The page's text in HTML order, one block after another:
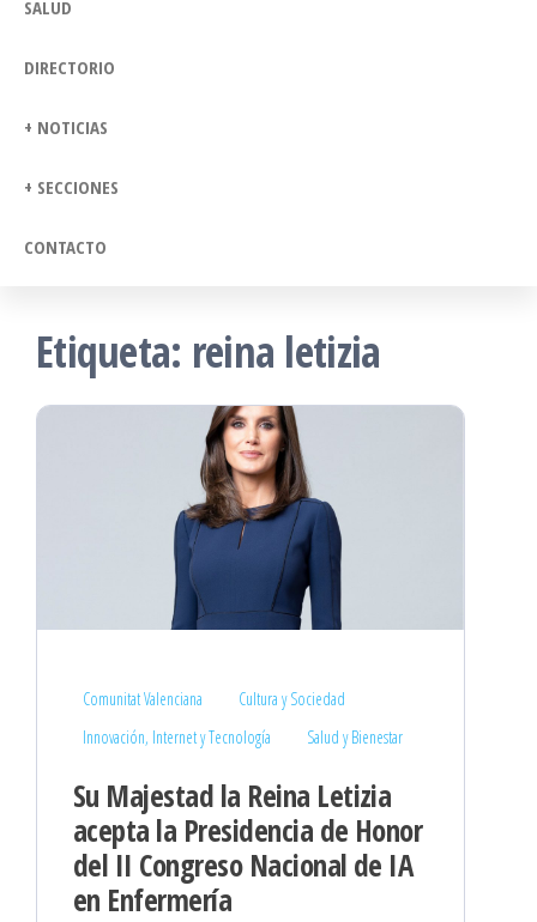
SALUD
DIRECTORIO
+ NOTICIAS
+ SECCIONES
CONTACTO
Etiqueta: reina letizia
Comunitat Valenciana
Cultura y Sociedad
Innovación, Internet y Tecnología
Salud y Bienestar
Su Majestad la Reina Letizia
acepta la Presidencia de Honor
del II Congreso Nacional de IA
en Enfermería